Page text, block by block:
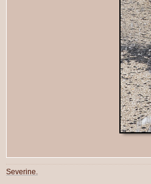
Severine.